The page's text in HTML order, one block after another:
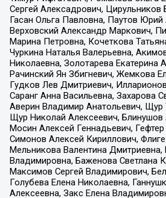
Сергей Алексадрович, Цирульников
Гасан Ольга Павловна, Паутов Юрий
Верховский Александр Маркович,
Марина Петровна, Кочеткова
Чуркина Наталья Валерьевна,
Николаевна, Золотарева Екатерина
Рачинский Ян Збигневич, Жемкова
Гудков Лев Дмитриевич,
Саранг Анна Васильевна, Захарова
Аверин Владимир Анатольевич, Щур
Щур Николай Алексеевич,
Мосин Алексей Геннадьевич,
Симонов Алексей Кириллович,
Мельникова Валентина Дмитриевна,
Владимировна, Баженова Светлана
Максимов Сергей Владимирович,
Голубева Елена Николаевна,
Алексеевна, Закс Елена